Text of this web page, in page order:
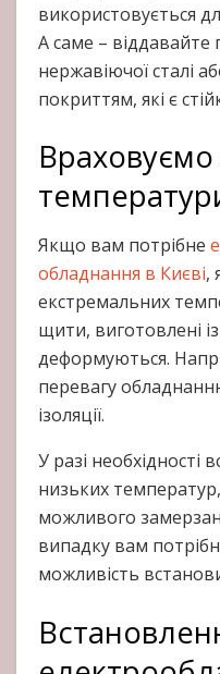
використовується
А саме – віддавайте
нержавіючої сталі
покриттям, які є
Враховуємо
Якщо вам потрібне
обладнання в Києві,
екстремальних
щити, виготовлені
деформуються.
перевагу
ізоляції.
У разі необхідності
низьких
можливого
випадку вам
можливість